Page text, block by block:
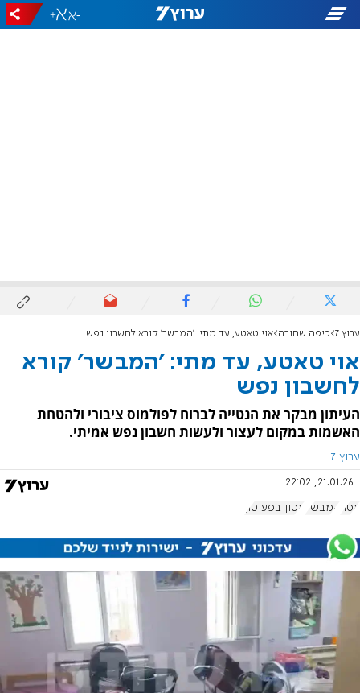
-
+
ערוץ 7 כיפה שחורה אוי טאטע, עד מתי: 'המבשר' קורא לחשבון נפש
אוי טאטע, עד מתי: 'המבשר' קורא
לחשבון נפש
העיתון מבקר את הנטייה לברוח לפולמוס ציבורי ולהטחת
האשמות במקום לעצור ולעשות חשבון נפש אמיתי.
ערוץ 7
21.01.26, 22:02
אסון המבשר אסון בפעוטון